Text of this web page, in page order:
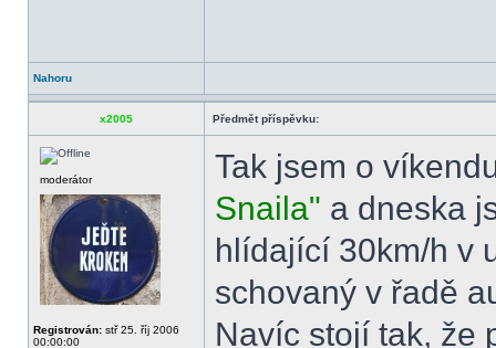
Nahoru
x2005 Předmět příspěvku:
moderátor
Registrován: stř 25. říj 2006
00:00:00
Tak jsem o
Snaila" a dneska
hlídající 30km/h v
schovaný v řadě
Navíc stojí tak, že